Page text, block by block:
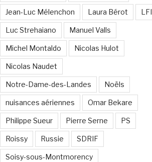
Jean-Luc Mélenchon Laura Bérot LFI
Luc Strehaiano Manuel Valls
Michel Montaldo Nicolas Hulot
Nicolas Naudet
Notre-Dame-des-Landes Noëls
nuisances aériennes Omar Bekare
Philippe Sueur Pierre Serne PS
Roissy Russie SDRIF
Soisy-sous-Montmorency